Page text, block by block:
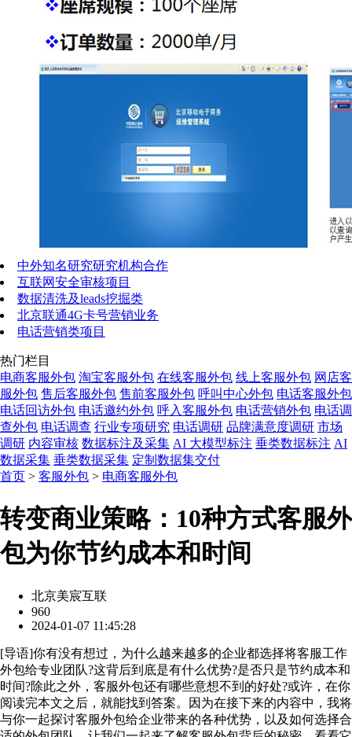
中外知名研究研究机构合作
互联网安全审核项目
数据清洗及leads挖掘类
北京联通4G卡号营销业务
电话营销类项目
热门栏目
电商客服外包 淘宝客服外包 在线客服外包 线上客服外包 网店客
服外包 售后客服外包 售前客服外包 呼叫中心外包 电话客服外包
电话回访外包 电话邀约外包 呼入客服外包 电话营销外包 电话调
查外包 电话调查 行业专项研究 电话调研 品牌满意度调研 市场
调研 内容审核 数据标注及采集 AI 大模型标注 垂类数据标注 AI
数据采集 垂类数据采集 定制数据集交付
首页 > 客服外包 > 电商客服外包
转变商业策略：10种方式客服外
包为你节约成本和时间
北京美宸互联
960
2024-01-07 11:45:28
[导语]你有没有想过，为什么越来越多的企业都选择将客服工作
外包给专业团队?这背后到底是有什么优势?是否只是节约成本和
时间?除此之外，客服外包还有哪些意想不到的好处?或许，在你
阅读完本文之后，就能找到答案。因为在接下来的内容中，我将
与你一起探讨客服外包给企业带来的各种优势，以及如何选择合